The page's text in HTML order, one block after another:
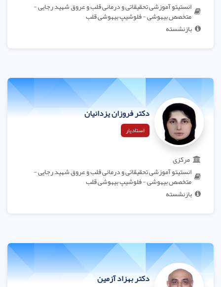
انستیتو آموزشی تحقیقاتی و درمانی قلب و عروق شهید رجایی -
متخصص بیهوشی - فلوشیپ بیهوشی قلب
بازنشسته
دکتر فروزان یزدانیان
استادیار
مرکزی
انستیتو آموزشی تحقیقاتی و درمانی قلب و عروق شهید رجایی -
متخصص بیهوشی - فلوشیپ بیهوشی قلب
بازنشسته
دکتر بهزاد آزمین